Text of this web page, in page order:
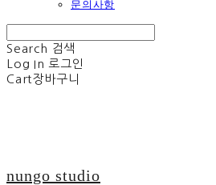
문의사항
Search 검색
Log In 로그인
Cart장바구니
nungo studio